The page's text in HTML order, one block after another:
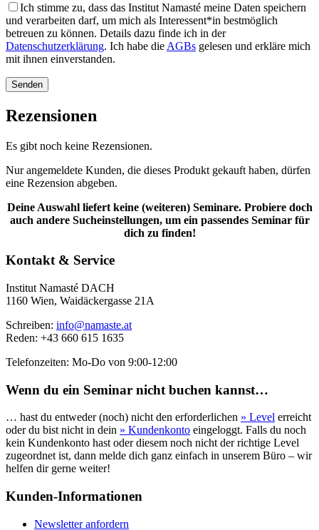
Ich stimme zu, dass das Institut Namasté meine Daten speichern
und verarbeiten darf, um mich als Interessent*in bestmöglich
betreuen zu können. Details dazu finde ich in der
Datenschutzerklärung. Ich habe die AGBs gelesen und erkläre mich
mit ihnen einverstanden.
Rezensionen
Es gibt noch keine Rezensionen.
Nur angemeldete Kunden, die dieses Produkt gekauft haben, dürfen
eine Rezension abgeben.
Deine Auswahl liefert keine (weiteren) Seminare. Probiere doch
auch andere Sucheinstellungen, um ein passendes Seminar für
dich zu finden!
Kontakt & Service
Institut Namasté DACH
1160 Wien, Waidäckergasse 21A
Schreiben: info@namaste.at
Reden: +43 660 615 1635
Telefonzeiten: Mo-Do von 9:00-12:00
Wenn du ein Seminar nicht buchen kannst…
… hast du entweder (noch) nicht den erforderlichen » Level erreicht
oder du bist nicht in dein » Kundenkonto eingeloggt. Falls du noch
kein Kundenkonto hast oder diesem noch nicht der richtige Level
zugeordnet ist, dann melde dich ganz einfach in unserem Büro – wir
helfen dir gerne weiter!
Kunden-Informationen
Newsletter anfordern